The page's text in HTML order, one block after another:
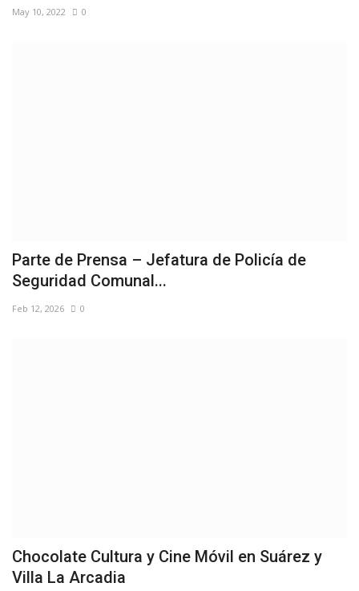
May 10, 2022 0
Parte de Prensa – Jefatura de Policía de
Seguridad Comunal...
Feb 12, 2026 0
Chocolate Cultura y Cine Móvil en Suárez y
Villa La Arcadia